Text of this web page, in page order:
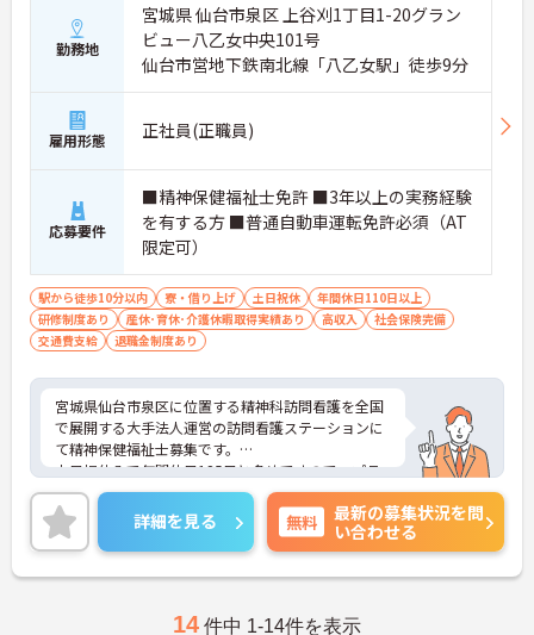
・定年70歳、再雇用75歳までという業界屈指の制度
があり、20代から60代まで幅広い年代が活躍してい
ます。年間休日も114日確保されているため、無理
おり、清潔感にあふれた美しい環境です。ハード面
に加え、ソフト面でも「献立の事前決定・レシピ完
備」により現場の負担が大幅に軽減されています。
ご利用者様の安全性はもちろん、働くスタッフにと
っても身体的負担が少なく、高いモチベーションを
保って業務に集中できます。
勤務地
宮城県 仙台市泉区 上谷刈1丁目1-20グラン
ビュー八乙女中央101号
仙台市営地下鉄南北線「八乙女駅」徒歩9分
雇用形態 正社員(正職員)
応募要件
■精神保健福祉士免許 ■3年以上の実務経験
を有する方 ■普通自動車運転免許必須（AT
限定可）
駅から徒歩10分以内 寮・借り上げ 土日祝休
年間休日110日以上
研修制度あり
産休･育休･介護休暇取得実績あり 高収入
社会保険完備
交通費支給
退職金制度あり
宮城県仙台市泉区に位置する精神科訪問看護を全国
で展開する大手法人運営の訪問看護ステーションに
て精神保健福祉士募集です。
土日祝休みで年間休日125日と多めですので、プラ
イベートを大切にご勤務いただけます。
ご興味ある方には、面接対策ポイントなど、さらに
詳細をお話しいたしますのでお気軽にご相談くださ
い！
詳細を見る 無料
最新の募集状況を問
い合わせる
14 件中 1-14件を表示